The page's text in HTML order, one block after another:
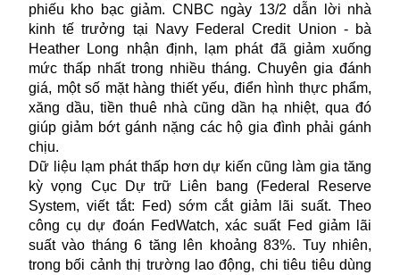
phiếu kho bạc giảm. CNBC ngày 13/2 dẫn lời nhà
kinh tế trưởng tại Navy Federal Credit Union - bà
Heather Long nhận định, lạm phát đã giảm xuống
mức thấp nhất trong nhiều tháng. Chuyên gia đánh
giá, một số mặt hàng thiết yếu, điển hình thực phẩm,
xăng dầu, tiền thuê nhà cũng dần hạ nhiệt, qua đó
giúp giảm bớt gánh nặng các hộ gia đình phải gánh
chịu.
Dữ liệu lạm phátthấp hơn dự kiến cũng làm gia tăng
kỳ vọng Cục Dự trữ Liên bang (Federal Reserve
System, viết tắt: Fed) sớm cắt giảm lãi suất. Theo
công cụ dự đoán FedWatch, xác suất Fed giảm lãi
suất vào tháng 6 tăng lên khoảng 83%. Tuy nhiên,
trong bối cảnh thị trường lao động, chi tiêu tiêu dùng